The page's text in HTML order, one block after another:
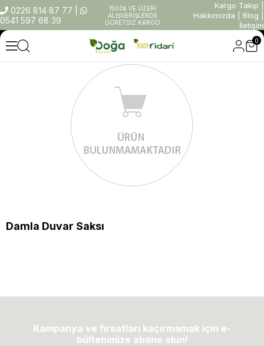
0226 814 87 77
0541 597 68 39
1500₺ VE ÜZERİ
ALIŞVERİŞLERDE
ÜCRETSİZ KARGO
Kargo Takip
Hakkımızda
Blog
İletişim
0
Damla Duvar Saksı
Kampanya ve fırsatları kaçırmamak için e-
bültenimize abone olun!